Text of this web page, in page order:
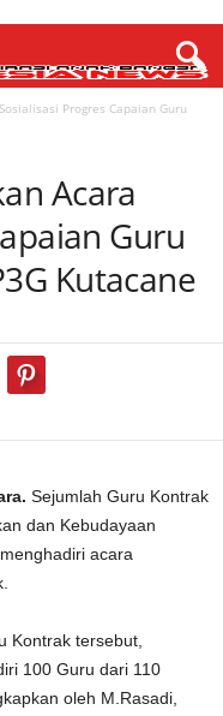
Progres Capaian Guru
Acara
Guru
Kutacane
Sejumlah Guru Kontrak
dan Kebudayaan
acara
Kontrak tersebut,
100 Guru dari 110
oleh M.Rasadi,